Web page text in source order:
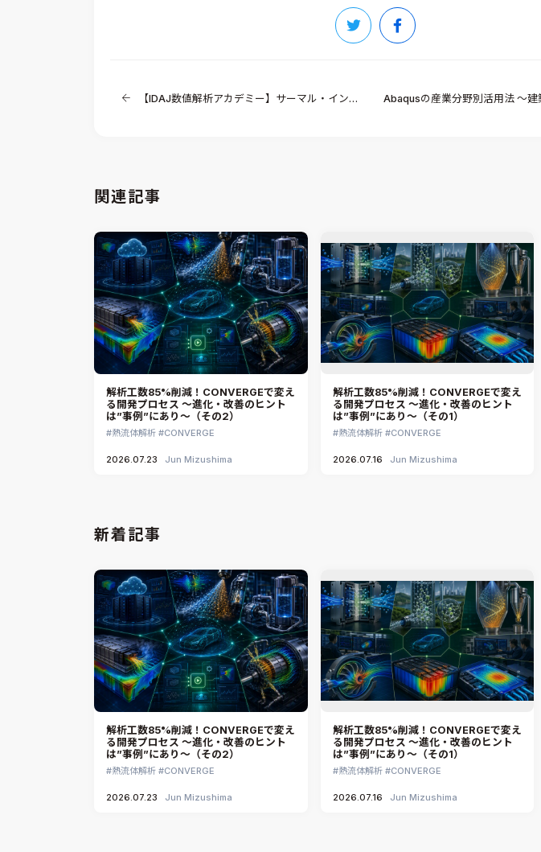
【IDAJ数値解析アカデミー】サーマル・インターフェイス・マテリアルの正しい選択方法と有効活用法開催のご案内
関連記事
解析工数85%削減！CONVERGEで変え
る開発プロセス ～進化・改善のヒント
は”事例”にあり～（その2）
熱流体解析 CONVERGE
2026.07.23 Jun Mizushima
解析工数85%削減！CONVERGEで変え
る開発プロセス ～進化・改善のヒント
は”事例”にあり～（その1）
熱流体解析 CONVERGE
2026.07.16 Jun Mizushima
新着記事
解析工数85%削減！CONVERGEで変え
る開発プロセス ～進化・改善のヒント
は”事例”にあり～（その2）
熱流体解析 CONVERGE
2026.07.23 Jun Mizushima
解析工数85%削減！CONVERGEで変え
る開発プロセス ～進化・改善のヒント
は”事例”にあり～（その1）
熱流体解析 CONVERGE
2026.07.16 Jun Mizushima